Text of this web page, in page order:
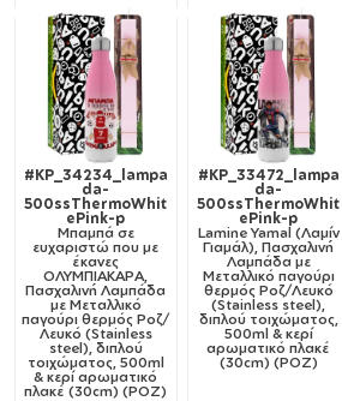
#KP_34234_lampa
da-
500ssThermoWhit
ePink-p
Μπαμπά σε
ευχαριστώ που με
έκανες
ΟΛΥΜΠΙΑΚΑΡΑ,
Πασχαλινή Λαμπάδα
με Μεταλλικό
παγούρι θερμός Ροζ/
Λευκό (Stainless
steel), διπλού
τοιχώματος, 500ml
& κερί αρωματικό
πλακέ (30cm) (ΡΟΖ)
#KP_33472_lampa
da-
500ssThermoWhit
ePink-p
Lamine Yamal (Λαμίν
Γιαμάλ), Πασχαλινή
Λαμπάδα με
Μεταλλικό παγούρι
θερμός Ροζ/Λευκό
(Stainless steel),
διπλού τοιχώματος,
500ml & κερί
αρωματικό πλακέ
(30cm) (ΡΟΖ)